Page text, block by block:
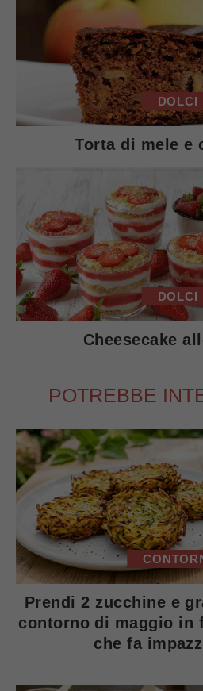
DOLCI
Torta di mele e
DOLCI
Cheesecake
POTREBBE
Prendi 2 zucchine e
contorno di maggio in
che fa